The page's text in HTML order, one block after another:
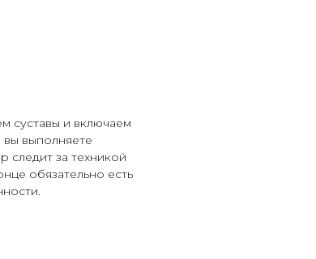
суставы и включаем
вы выполняете
следит за техникой
обязательно есть